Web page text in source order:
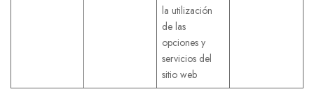
la utilización
de las
opciones y
servicios del
sitio web